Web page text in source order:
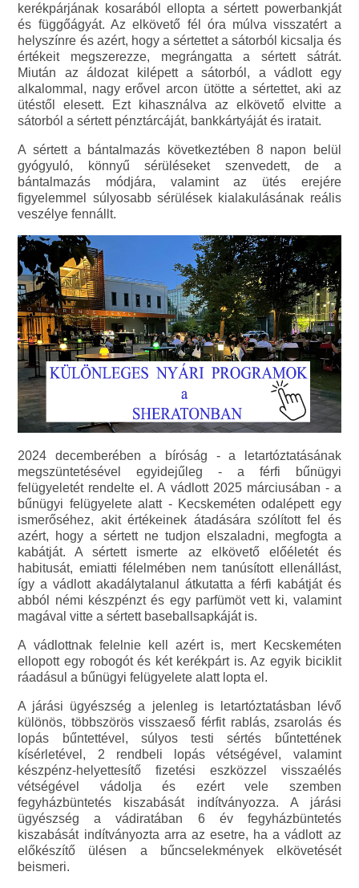
kerékpárjának kosarából ellopta a sértett powerbankját
és függőágyát. Az elkövető fél óra múlva visszatért a
helyszínre és azért, hogy a sértettet a sátorból kicsalja és
értékeit megszerezze, megrángatta a sértett sátrát.
Miután az áldozat kilépett a sátorból, a vádlott egy
alkalommal, nagy erővel arcon ütötte a sértettet, aki az
ütéstől elesett. Ezt kihasználva az elkövető elvitte a
sátorból a sértett pénztárcáját, bankkártyáját és iratait.
A sértett a bántalmazás következtében 8 napon belül
gyógyuló, könnyű sérüléseket szenvedett, de a
bántalmazás módjára, valamint az ütés erejére
figyelemmel súlyosabb sérülések kialakulásának reális
veszélye fennállt.
2024 decemberében a bíróság - a letartóztatásának
megszüntetésével egyidejűleg - a férfi bűnügyi
felügyeletét rendelte el. A vádlott 2025 márciusában - a
bűnügyi felügyelete alatt - Kecskeméten odalépett egy
ismerőséhez, akit értékeinek átadására szólított fel és
azért, hogy a sértett ne tudjon elszaladni, megfogta a
kabátját. A sértett ismerte az elkövető előéletét és
habitusát, emiatti félelmében nem tanúsított ellenállást,
így a vádlott akadálytalanul átkutatta a férfi kabátját és
abból némi készpénzt és egy parfümöt vett ki, valamint
magával vitte a sértett baseballsapkáját is.
A vádlottnak felelnie kell azért is, mert Kecskeméten
ellopott egy robogót és két kerékpárt is. Az egyik biciklit
ráadásul a bűnügyi felügyelete alatt lopta el.
A járási ügyészség a jelenleg is letartóztatásban lévő
különös, többszörös visszaeső férfit rablás, zsarolás és
lopás bűntettével, súlyos testi sértés bűntettének
kísérletével, 2 rendbeli lopás vétségével, valamint
készpénz-helyettesítő fizetési eszközzel visszaélés
vétségével vádolja és ezért vele szemben
fegyházbüntetés kiszabását indítványozza. A járási
ügyészség a vádiratában 6 év fegyházbüntetés
kiszabását indítványozta arra az esetre, ha a vádlott az
előkészítő ülésen a bűncselekmények elkövetését
beismeri.